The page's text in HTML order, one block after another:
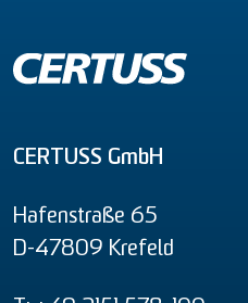
CERTUSS GmbH
Hafenstraße 65
D-47809 Krefeld